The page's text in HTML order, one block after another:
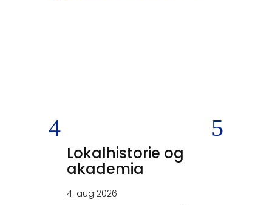
Lokalhistorie og
akademia
4. aug 2026